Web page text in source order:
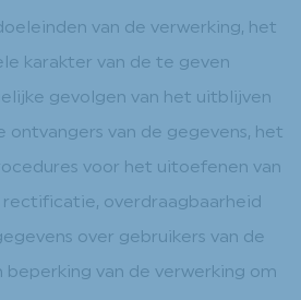
van de verwerking, het
karakter van de te geven
gevolgen van het uitblijven
ontvangers van de gegevens, het
voor het uitoefenen van
overdraagbaarheid
over gebruikers van de
van de verwerking om